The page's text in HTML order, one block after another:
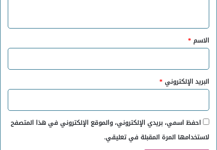
*
الاسم *
البريد الإلكتروني *
احفظ اسمي، بريدي الإلكتروني، والموقع الإلكتروني في هذا المتصفح
لاستخدامها المرة المقبلة في تعليقي.